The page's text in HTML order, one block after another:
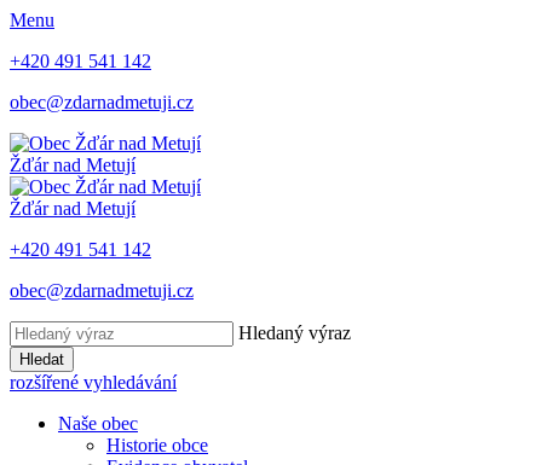
Menu
+420 491 541 142
obec@zdarnadmetuji.cz
Žďár nad Metují
Žďár nad Metují
+420 491 541 142
obec@zdarnadmetuji.cz
Hledaný výraz
Hledat
rozšířené vyhledávání
Naše obec
Historie obce